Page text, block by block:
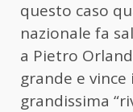
questo caso
nazionale fa
a Pietro
grande e
grandissima